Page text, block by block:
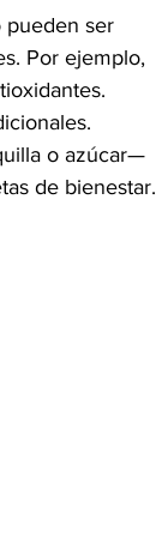
pueden ser
Por ejemplo,
o azúcar—
de bienestar.